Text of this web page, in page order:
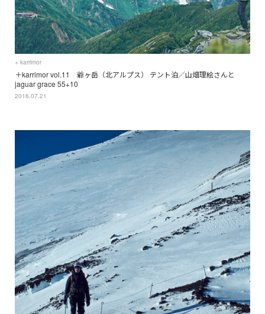
+ karrimor
＋karrimor vol.11 爺ヶ岳（北アルプス） テント泊／山畑理絵さんと
jaguar grace 55+10
2016.07.21